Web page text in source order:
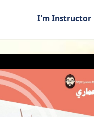
I'm Instructor